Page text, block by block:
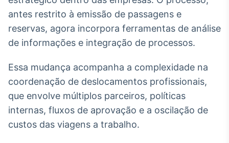
Broadcast
Ticker
Cotações e
headlines de
Broadcast
Widgets
Componentes
para conteúdos e
funcionalidades
antes restrito à emissão de passagens e
reservas, agora incorpora ferramentas de análise
de informações e integração de processos.
Essa mudança acompanha a complexidade na
coordenação de deslocamentos profissionais,
que envolve múltiplos parceiros, políticas
internas, fluxos de aprovação e a oscilação de
custos das viagens a trabalho.